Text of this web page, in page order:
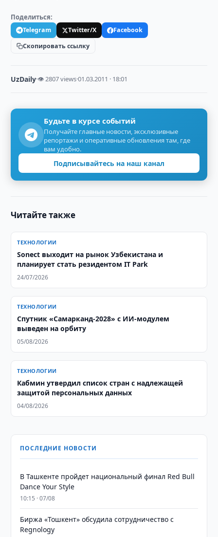
Поделиться:
Telegram Twitter/X
Facebook
Скопировать ссылку
UzDaily·👁 2807 views·01.03.2011 · 18:01
Будьте в курсе событий
Получайте главные новости, эксклюзивные
репортажи и оперативные обновления там, где
вам удобно.
Подписывайтесь на наш канал
Читайте также
ТЕХНОЛОГИИ
Sonect выходит на рынок Узбекистана и
планирует стать резидентом IT Park
24/07/2026
ТЕХНОЛОГИИ
Спутник «Самарканд-2028» с ИИ-модулем
выведен на орбиту
05/08/2026
ТЕХНОЛОГИИ
Кабмин утвердил список стран с надлежащей
защитой персональных данных
04/08/2026
ПОСЛЕДНИЕ НОВОСТИ
В Ташкенте пройдет национальный финал Red Bull
Dance Your Style
10:15 · 07/08
Биржа «Тошкент» обсудила сотрудничество с
Regnology